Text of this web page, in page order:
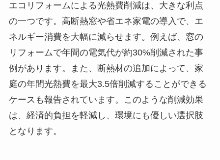
エコリフォームによる光熱費削減は、大きな利点
の一つです。高断熱窓や省エネ家電の導入で、エ
ネルギー消費を大幅に減らせます。例えば、窓の
リフォームで年間の電気代が約30%削減された事
例があります。また、断熱材の追加によって、家
庭の年間光熱費を最大3.5倍削減することができる
ケースも報告されています。このような削減効果
は、経済的負担を軽減し、環境にも優しい選択肢
となります。